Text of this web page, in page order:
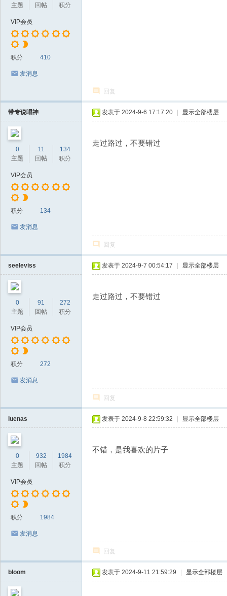
主题
回帖
积分
VIP会员
积分 410
发消息
回复
带专说唱神
0
主题
11
回帖
134
积分
VIP会员
积分 134
发消息
发表于 2024-9-6 17:17:20 显示全部楼层
走过路过，不要错过
回复
seeleviss
0
主题
91
回帖
272
积分
VIP会员
积分 272
发消息
发表于 2024-9-7 00:54:17 显示全部楼层
走过路过，不要错过
回复
luenas
0
主题
932
回帖
1984
积分
VIP会员
积分 1984
发消息
发表于 2024-9-8 22:59:32 显示全部楼层
不错，是我喜欢的片子
回复
bloom 发表于 2024-9-11 21:59:29 显示全部楼层